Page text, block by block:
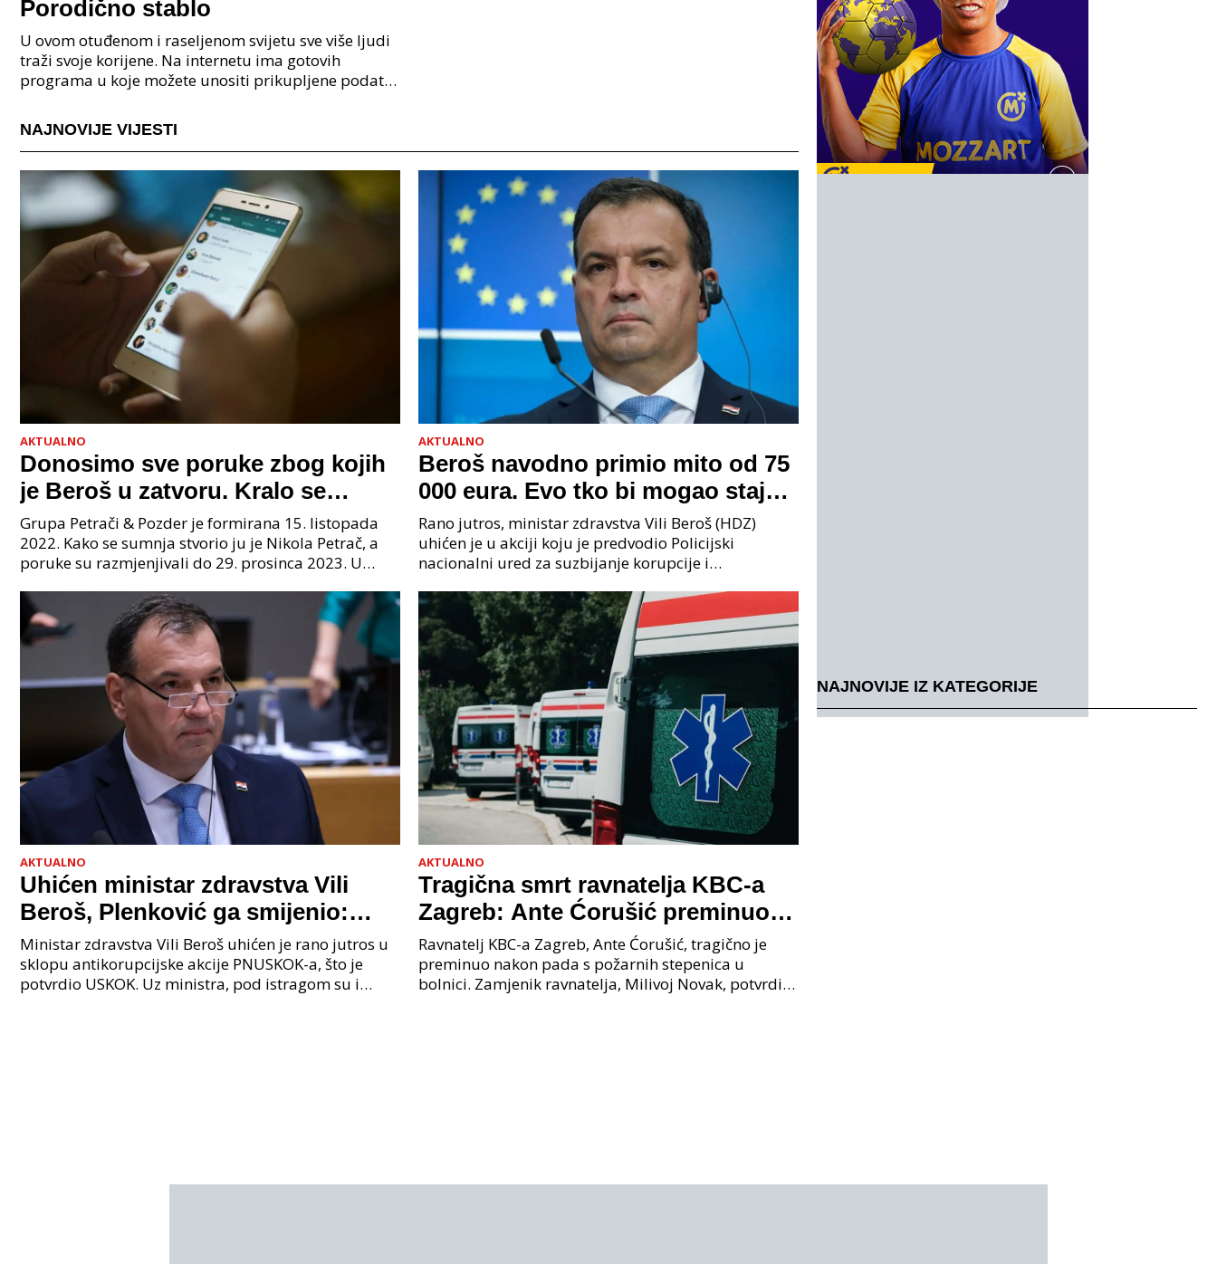
Porodično stablo
U ovom otuđenom i raseljenom svijetu sve više ljudi
traži svoje korijene. Na internetu ima gotovih
programa u koje možete unositi prikupljene podatke
NAJNOVIJE VIJESTI
AKTUALNO
Donosimo sve poruke zbog kojih
je Beroš u zatvoru. Kralo se
godinama. Tko će iz vlade biti
sljedeći uhićen?
Grupa Petrači & Pozder je formirana 15. listopada
2022. Kako se sumnja stvorio ju je Nikola Petrač, a
poruke su razmjenjivali do 29. prosinca 2023. U
AKTUALNO
Beroš navodno primio mito od 75
000 eura. Evo tko bi mogao stajati
na čelu zločinačkog udruženja
Rano jutros, ministar zdravstva Vili Beroš (HDZ)
uhićen je u akciji koju je predvodio Policijski
nacionalni ured za suzbijanje korupcije i
priopćenju USKOK
AKTUALNO
Uhićen ministar zdravstva Vili
Beroš, Plenković ga smijenio:
Istraga USKOK-a zbog korupcije
Ministar zdravstva Vili Beroš uhićen je rano jutros u
sklopu antikorupcijske akcije PNUSKOK-a, što je
potvrdio USKOK. Uz ministra, pod istragom su i
AKTUALNO
Tragična smrt ravnatelja KBC-a
Zagreb: Ante Ćorušić preminuo
nakon pada u bolnici, policija na
mjestu događaja
Ravnatelj KBC-a Zagreb, Ante Ćorušić, tragično je
preminuo nakon pada s požarnih stepenica u
bolnici. Zamjenik ravnatelja, Milivoj Novak, potvrdio
NAJNOVIJE IZ KATEGORIJE